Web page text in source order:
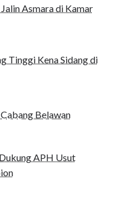
Asmara di Kamar
Tinggi Kena Sidang di
Belawan
APH Usut